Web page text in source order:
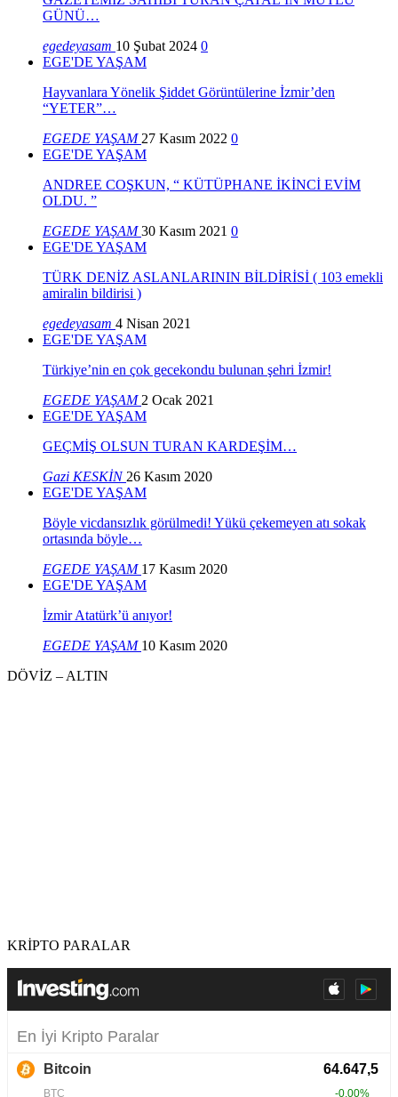
GÜNÜ…
egedeyasam 10 Şubat 2024 0
EGE'DE YAŞAM
Hayvanlara Yönelik Şiddet Görüntülerine İzmir’den
“YETER”…
EGEDE YAŞAM 27 Kasım 2022 0
EGE'DE YAŞAM
ANDREE COŞKUN, “ KÜTÜPHANE İKİNCİ EVİM
OLDU. ”
EGEDE YAŞAM30 Kasım 2021 0
EGE'DE YAŞAM
TÜRK DENİZ ASLANLARININ BİLDİRİSİ ( 103 emekli
amiralin bildirisi )
egedeyasam 4 Nisan 2021
EGE'DE YAŞAM
Türkiye’nin en çok gecekondu bulunan şehri İzmir!
EGEDE YAŞAM 2 Ocak 2021
EGE'DE YAŞAM
GEÇMİŞ OLSUN TURAN KARDEŞİM…
Gazi KESKİN 26 Kasım 2020
EGE'DE YAŞAM
Böyle vicdansızlık görülmedi! Yükü çekemeyen atı sokak
ortasında böyle…
EGEDE YAŞAM 17 Kasım 2020
EGE'DE YAŞAM
İzmir Atatürk’ü anıyor!
EGEDE YAŞAM 10 Kasım 2020
DÖVİZ – ALTIN
KRİPTO PARALAR